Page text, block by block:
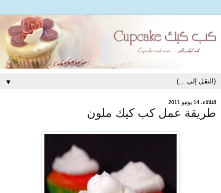
▼
الثلاثاء، 14 يونيو 2011
طريقة عمل كب كيك ملون